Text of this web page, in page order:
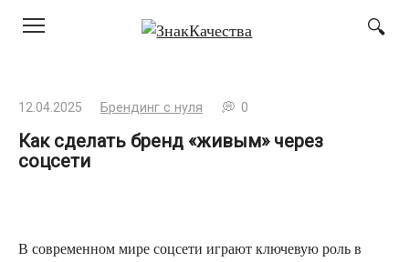
12.04.2025 Брендинг с нуля 0
Как сделать бренд «живым» через
соцсети
В современном мире соцсети играют ключевую роль в